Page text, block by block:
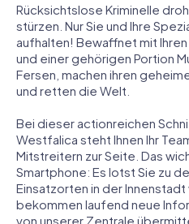
Rücksichtslose Kriminelle
stürzen. Nur Sie und Ihre
aufhalten! Bewaffnet mit
und einer gehörigen Portion
Fersen, machen ihren
und retten die Welt.
Bei dieser actionreichen
Westfalica steht Ihnen Ihr
Mitstreitern zur Seite. Das
Smartphone: Es lotst Sie zu
Einsatzorten in der
bekommen laufend neue
von unserer Zentrale